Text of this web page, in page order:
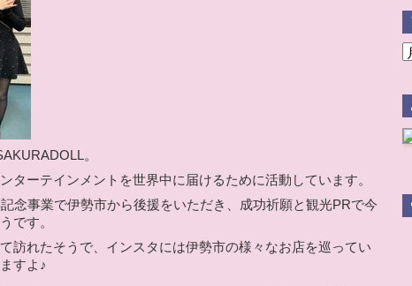
。
ターテインメントを世界中に届けるために活動しています。
念事業で伊勢市から後援をいただき、成功祈願と観光PRで今
です。
訪れたそうで、インスタには伊勢市の様々なお店を巡ってい
すよ♪